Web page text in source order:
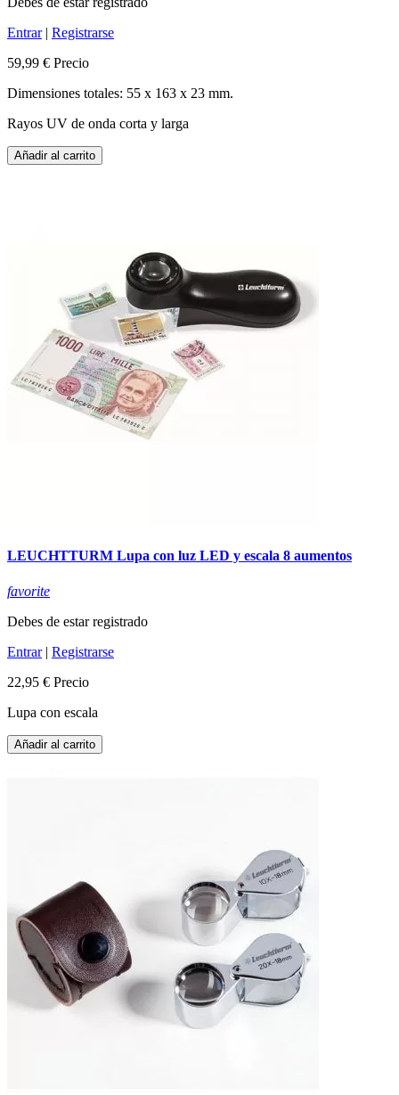
Entrar| Registrarse
59,99 € Precio
Dimensiones totales: 55 x 163 x 23 mm.
Rayos UV de onda corta y larga
Añadir al carrito
LEUCHTTURM Lupa con luz LED y escala 8 aumentos
favorite
Debes de estar registrado
Entrar| Registrarse
22,95 € Precio
Lupa con escala
Añadir al carrito